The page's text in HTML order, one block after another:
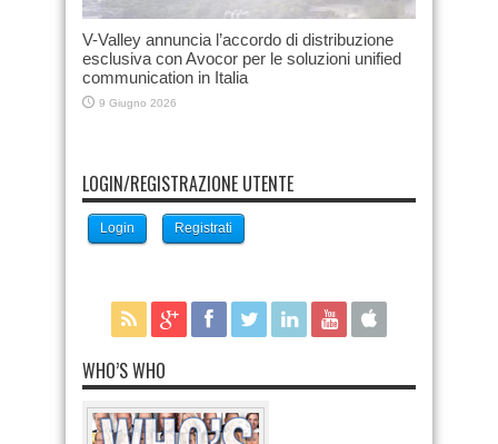
V-Valley annuncia l’accordo di distribuzione
esclusiva con Avocor per le soluzioni unified
communication in Italia
9 Giugno 2026
LOGIN/REGISTRAZIONE UTENTE
Login Registrati
WHO’S WHO